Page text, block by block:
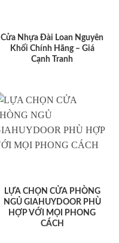
Cửa Nhựa Đài Loan Nguyên
Khối Chính Hãng – Giá
Cạnh Tranh
LỰA CHỌN CỬA PHÒNG
NGỦ GIAHUYDOOR PHÙ
HỢP VỚI MỌI PHONG
CÁCH